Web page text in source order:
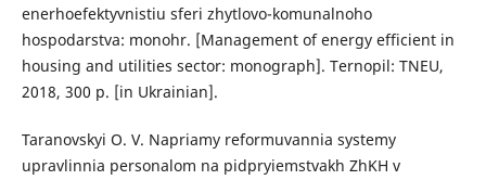
enerhoefektyvnistiu sferi zhytlovo-komunalnoho
hospodarstva: monohr. [Management of energy efficient in
housing and utilities sector: monograph]. Ternopil: TNEU,
2018, 300 p. [in Ukrainian].
Taranovskyi O. V. Napriamy reformuvannia systemy
upravlinnia personalom na pidpryiemstvakh ZhKH v